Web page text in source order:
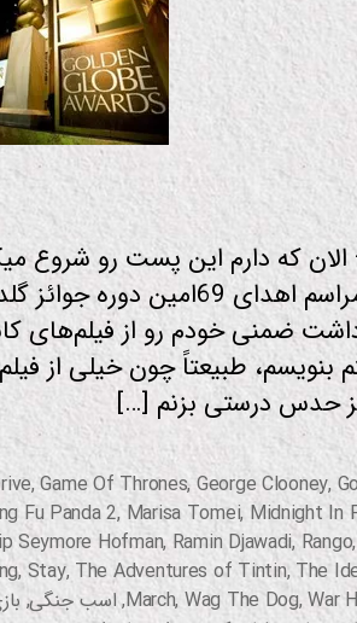
شروع مراسم اهدای 69امین
ضمنی خودم رو از فیلم‌های
بنویسم، طبیعتاً چون خیلی از
حدس درستی بزنم […]
,Game Of Thrones, George Clooney,
Fu Panda 2, Marisa Tomei, Midnight In
Seymore Hofman, Ramin Djawadi,Rango,
,Stay, The Adventures of Tintin, The
March, Wag The Dog,War
, اسب جنگی,